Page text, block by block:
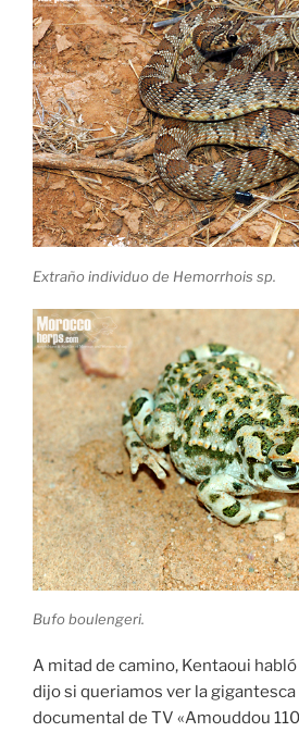
Extraño individuo de Hemorrhois sp.
Bufo boulengeri.
A mitad de camino, Kentaoui
dijo si queriamos ver la gigantesca
documental de TV «Amouddou